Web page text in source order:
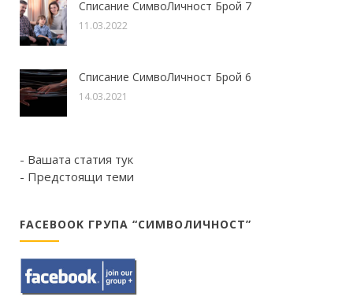
Списание СимвоЛичност Брой 7
11.03.2022
Списание СимвоЛичност Брой 6
14.03.2021
- Вашата статия тук
- Предстоящи теми
FACEBOOK ГРУПА “СИМВОЛИЧНОСТ”